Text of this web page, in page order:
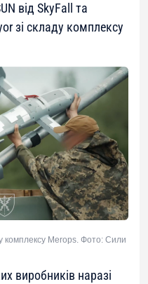
від SkyFall та
зі складу комплексу
комплексу Merops. Фото: Сили
виробників наразі